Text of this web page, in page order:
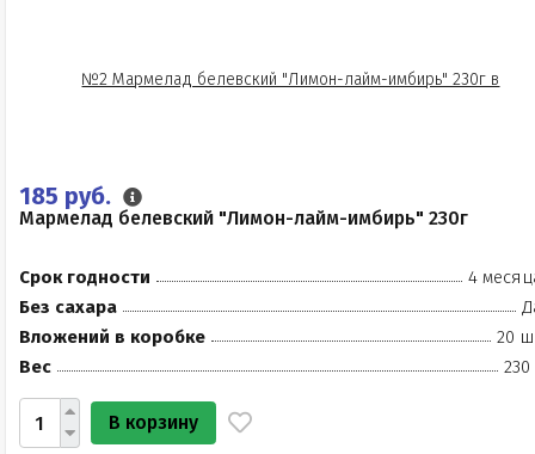
185 руб.
Мармелад белевский "Лимон-лайм-имбирь" 230г
Срок годности
4
Без сахара
Вложений в коробке
20
Вес
230
В корзину